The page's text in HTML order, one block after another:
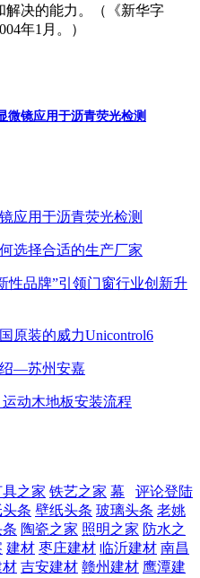
解决的能力。（《新华字
年1月。）
微镜应用于沥青荧光检测
应用于沥青荧光检测
选择合适的生产厂家
性品牌”引领门窗行业创新升
原装的威力Unicontrol6
—苏州安嘉
动木地板安装流程
评论登陆
之家 铁艺之家 幕
条 壁纸头条 玻璃头条 老姚
陶瓷之家 照明之家 防水之
建材 枣庄建材 临沂建材 南昌
材 吉安建材 赣州建材 鹰潭建